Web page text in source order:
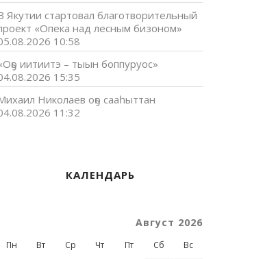
Якутии стартовал благотворительный
«Опека над лесным бизоном»
10:58
иитиитэ – тыын боппуруос»
15:35
Николаев оҕо сааһыттан
11:32
КАЛЕНДАРЬ
Август 2026
Пн Вт Ср Чт Пт Сб Вс